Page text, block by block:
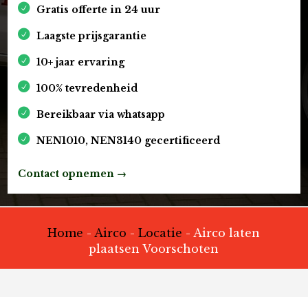
Gratis offerte in 24 uur
Laagste prijsgarantie
10+ jaar ervaring
100% tevredenheid
Bereikbaar via whatsapp
NEN1010, NEN3140 gecertificeerd
Contact opnemen →
Home - Airco -Locatie - Airco laten
plaatsen Voorschoten